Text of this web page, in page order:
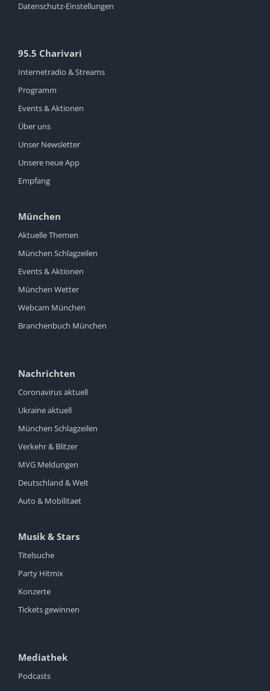
Datenschutz-Einstellungen
95.5 Charivari
Internetradio & Streams
Programm
Events & Aktionen
Über uns
Unser Newsletter
Unsere neue App
Empfang
München
Aktuelle Themen
München Schlagzeilen
Events & Aktionen
München Wetter
Webcam München
Branchenbuch München
Nachrichten
Coronavirus aktuell
Ukraine aktuell
München Schlagzeilen
Verkehr & Blitzer
MVG Meldungen
Deutschland & Welt
Auto & Mobilitaet
Musik & Stars
Titelsuche
Party Hitmix
Konzerte
Tickets gewinnen
Mediathek
Podcasts